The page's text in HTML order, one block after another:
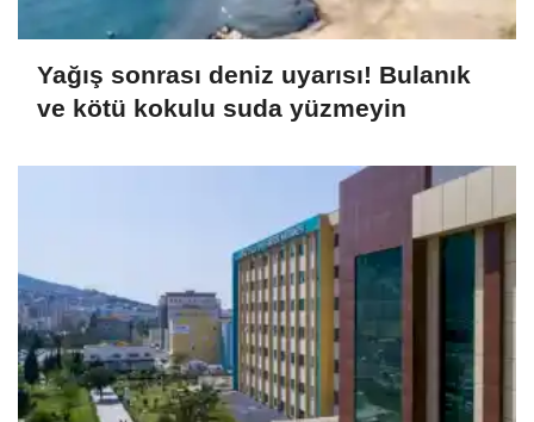
Yağış sonrası deniz uyarısı! Bulanık
ve kötü kokulu suda yüzmeyin